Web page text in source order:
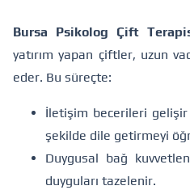
Bursa Psikolog Çift
yatırım yapan çiftler, uzun
eder. Bu süreçte:
İletişim becerileri gelişir
şekilde dile getirmeyi
Duygusal bağ
duyguları tazelenir.